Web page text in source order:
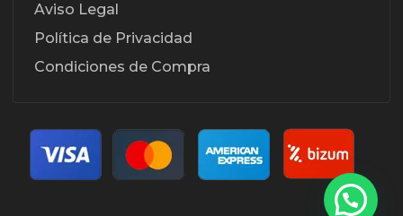
Aviso Legal
Política de Privacidad
Condiciones de Compra